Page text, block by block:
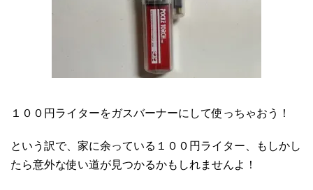
１００円ライターをガスバーナーにして使っちゃおう！
という訳で、家に余っている１００円ライター、もしかし
たら意外な使い道が見つかるかもしれませんよ！